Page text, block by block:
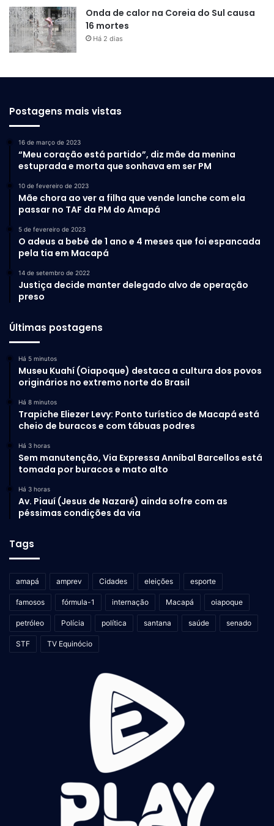
Onda de calor na Coreia do Sul causa
16 mortes
Há 2 dias
Postagens mais vistas
16 de março de 2023
“Meu coração está partido”, diz mãe da menina
estuprada e morta que sonhava em ser PM
10 de fevereiro de 2023
Mãe chora ao ver a filha que vende lanche com ela
passar no TAF da PM do Amapá
5 de fevereiro de 2023
O adeus a bebê de 1 ano e 4 meses que foi espancada
pela tia em Macapá
14 de setembro de 2022
Justiça decide manter delegado alvo de operação
preso
Últimas postagens
Há 5 minutos
Museu Kuahí (Oiapoque) destaca a cultura dos povos
originários no extremo norte do Brasil
Há 8 minutos
Trapiche Eliezer Levy: Ponto turístico de Macapá está
cheio de buracos e com tábuas podres
Há 3 horas
Sem manutenção, Via Expressa Anníbal Barcellos está
tomada por buracos e mato alto
Há 3 horas
Av. Piauí (Jesus de Nazaré) ainda sofre com as
péssimas condições da via
Tags
amapá amprev Cidades eleições esporte
famosos fórmula-1 internação Macapá oiapoque
petróleo Polícia política santana saúde senado
STF TV Equinócio